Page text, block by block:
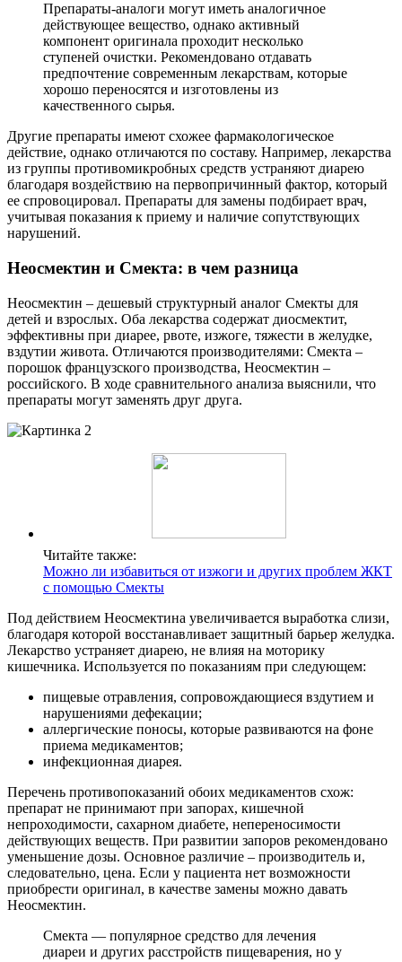
Препараты-аналоги могут иметь аналогичное
действующее вещество, однако активный
компонент оригинала проходит несколько
ступеней очистки. Рекомендовано отдавать
предпочтение современным лекарствам, которые
хорошо переносятся и изготовлены из
качественного сырья.
Другие препараты имеют схожее фармакологическое
действие, однако отличаются по составу. Например, лекарства
из группы противомикробных средств устраняют диарею
благодаря воздействию на первопричинный фактор, который
ее спровоцировал. Препараты для замены подбирает врач,
учитывая показания к приему и наличие сопутствующих
нарушений.
Неосмектин и Смекта: в чем разница
Неосмектин – дешевый структурный аналог Смекты для
детей и взрослых. Оба лекарства содержат диосмектит,
эффективны при диарее, рвоте, изжоге, тяжести в желудке,
вздутии живота. Отличаются производителями: Смекта –
порошок французского производства, Неосмектин –
российского. В ходе сравнительного анализа выяснили, что
препараты могут заменять друг друга.
Читайте также:
Можно ли избавиться от изжоги и других проблем ЖКТ
с помощью Смекты
Под действием Неосмектина увеличивается выработка слизи,
благодаря которой восстанавливает защитный барьер желудка.
Лекарство устраняет диарею, не влияя на моторику
кишечника. Используется по показаниям при следующем:
пищевые отравления, сопровождающиеся вздутием и
нарушениями дефекации;
аллергические поносы, которые развиваются на фоне
приема медикаментов;
инфекционная диарея.
Перечень противопоказаний обоих медикаментов схож:
препарат не принимают при запорах, кишечной
непроходимости, сахарном диабете, непереносимости
действующих веществ. При развитии запоров рекомендовано
уменьшение дозы. Основное различие – производитель и,
следовательно, цена. Если у пациента нет возможности
приобрести оригинал, в качестве замены можно давать
Неосмектин.
Смекта — популярное средство для лечения
диареи и других расстройств пищеварения, но у